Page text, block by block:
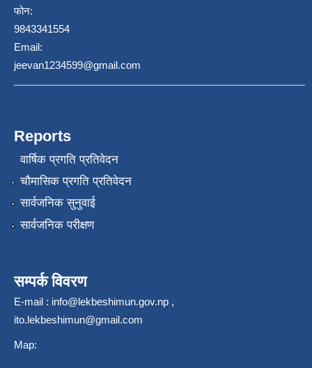
फोन:
9843341554
Email:
jeevan1234599@gmail.com
Reports
वार्षिक प्रगति प्रतिवेदन
चौमासिक प्रगति प्रतिवेदन
सार्वजनिक सुनुवाई
सार्वजनिक परीक्षण
सम्पर्क विवरण
E-mail : info@lekbeshimun.gov.np ,
ito.lekbeshimun@gmail.com
Map: